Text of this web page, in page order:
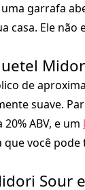
garrafa
casa. Ele
de
suave.
ABV, e um
você
Sour